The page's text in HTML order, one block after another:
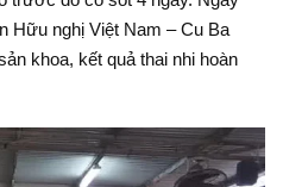
Hữu nghị Việt Nam – Cu Ba
khoa, kết quả thai nhi hoàn